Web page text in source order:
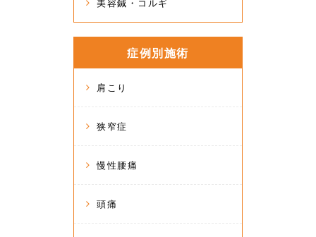
美容鍼・コルギ
症例別施術
肩こり
狭窄症
慢性腰痛
頭痛